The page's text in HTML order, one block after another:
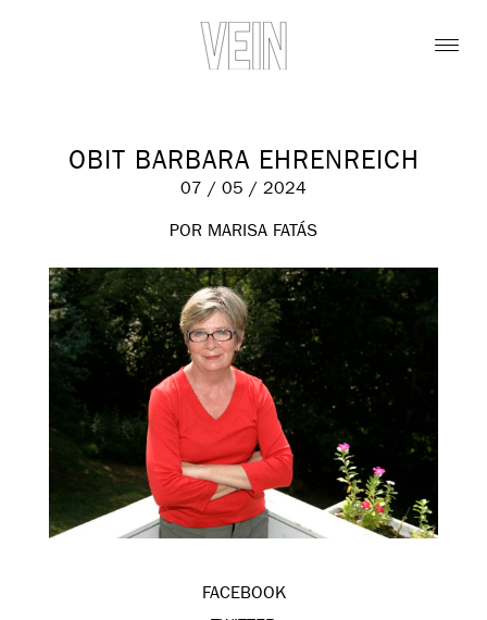
OBIT BARBARA EHRENREICH
07 / 05 / 2024
POR MARISA FATÁS
FACEBOOK